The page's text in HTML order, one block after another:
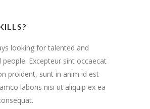
looking for talented and
people. Excepteur sint occaecat
proident, sunt in anim id est
laboris nisi ut aliquip ex ea